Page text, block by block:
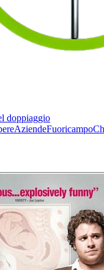
doppiaggio
AziendeFuoricampo